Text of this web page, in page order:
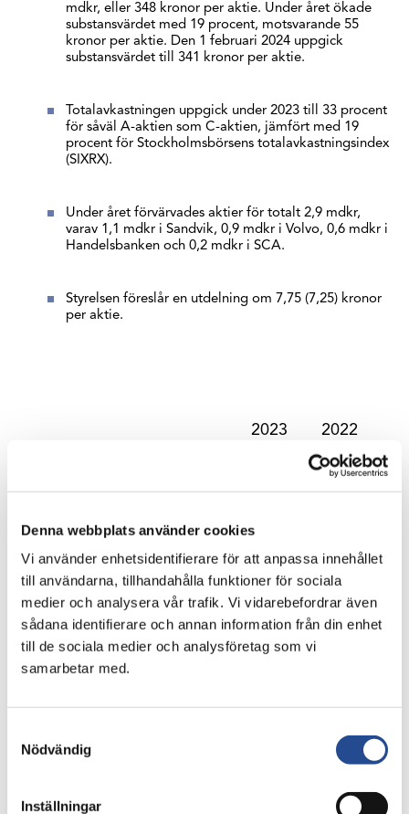
Denna webbplats använder cookies
Vi använder enhetsidentifierare för att anpassa innehållet
till användarna, tillhandahålla funktioner för sociala
medier och analysera vår trafik. Vi vidarebefordrar även
sådana identifierare och annan information från din enhet
till de sociala medier och analysföretag som vi
samarbetar med.
Nödvändig
Inställningar
mdkr, eller 348 kronor per aktie. Under året ökade
substansvärdet med 19 procent, motsvarande 55
kronor per aktie. Den 1 februari 2024 uppgick
substansvärdet till 341 kronor per aktie.
Totalavkastningen uppgick under 2023 till 33 procent
för såväl A-aktien som C-aktien, jämfört med 19
procent för Stockholmsbörsens totalavkastningsindex
(SIXRX).
Under året förvärvades aktier för totalt 2,9 mdkr,
varav 1,1 mdkr i Sandvik, 0,9 mdkr i Volvo, 0,6 mdkr i
Handelsbanken och 0,2 mdkr i SCA.
Styrelsen föreslår en utdelning om 7,75 (7,25) kronor
per aktie.
2023
2022
31 dec
126 477
Aktiekurs Industrivärden C, kr
328,30
Skuldsättningsgrad
5% 5%
2023
2022
mnkr
jan – dec
Resultat per aktie, kr
Aktieportföljen:
Avyttringar